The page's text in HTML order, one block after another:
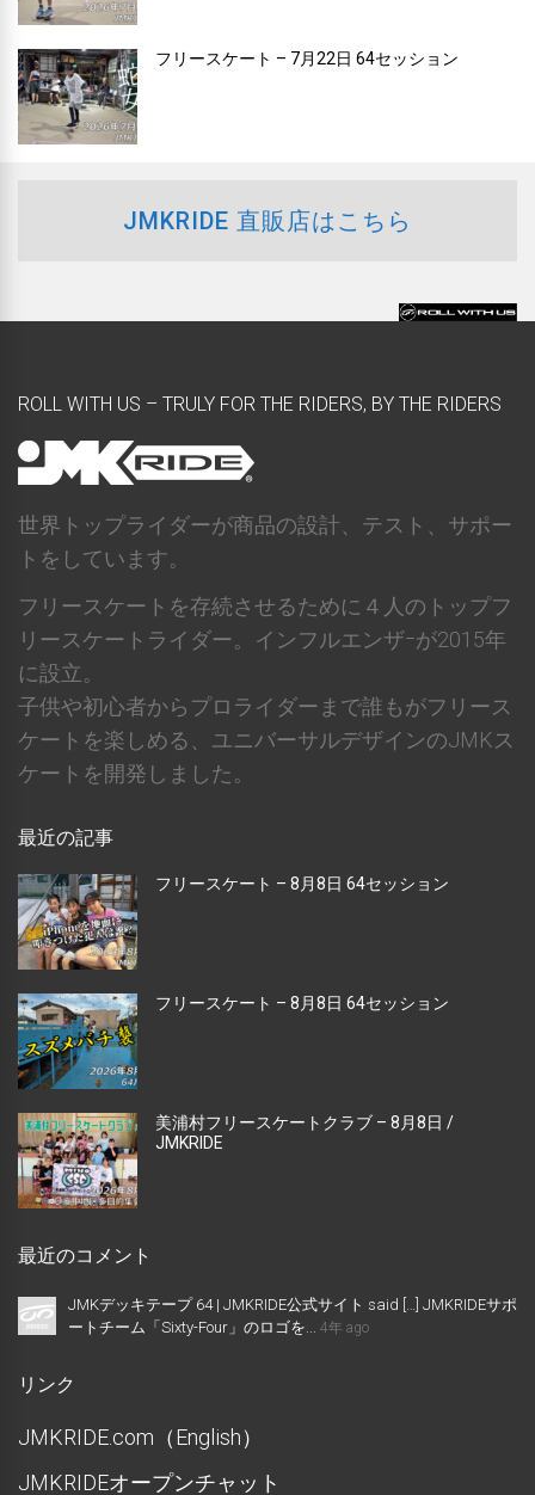
フリースケート – 7月22日 64セッション
JMKRIDE 直販店はこちら
ROLL WITH US – TRULY FOR THE RIDERS, BY THE RIDERS
世界トップライダーが商品の設計、テスト、サポー
トをしています。
フリースケートを存続させるために４人のトップフ
リースケートライダー。インフルエンザｰが2015年
に設立。
子供や初心者からプロライダーまで誰もがフリース
ケートを楽しめる、ユニバーサルデザインのJMKス
ケートを開発しました。
最近の記事
フリースケート – 8月8日 64セッション
フリースケート – 8月8日 64セッション
美浦村フリースケートクラブ – 8月8日 /
JMKRIDE
最近のコメント
JMKデッキテープ 64 | JMKRIDE公式サイト said […] JMKRIDEサポ
ートチーム「Sixty-Four」のロゴを...
4年 ago
リンク
JMKRIDE.com（English）
JMKRIDEオープンチャット